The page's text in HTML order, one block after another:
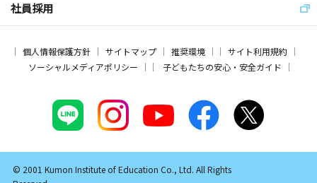
社員採用
個人情報保護方針 サイトマップ 推奨環境
サイト利用規約
ソーシャルメディアポリシー
子どもたちの安心・安全ガイド
© 2001 Kumon Institute of Education Co., Ltd. All Rights